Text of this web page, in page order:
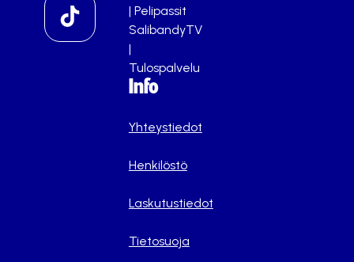
| Pelipassit
SalibandyTV
|
Tulospalvelu
Info
Yhteystiedot
Henkilöstö
Laskutustiedot
Tietosuoja